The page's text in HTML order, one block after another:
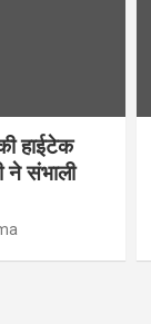
हाईटेक
ने संभाली